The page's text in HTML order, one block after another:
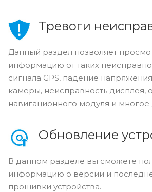
Тревоги
Данный раздел позволяет
информацию от таких
сигнала GPS, падение
камеры, неисправность дисплея,
навигационного модуля и многое
Обновление
В данном разделе вы сможете
информацию о версии и
прошивки устройства.